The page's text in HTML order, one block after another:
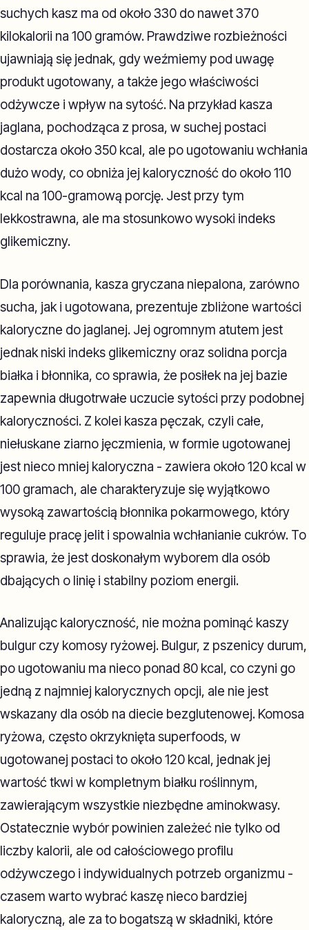
suchych kasz ma od około 330 do nawet 370
kilokalorii na 100 gramów. Prawdziwe rozbieżności
ujawniają się jednak, gdy weźmiemy pod uwagę
produkt ugotowany, a także jego właściwości
odżywcze i wpływ na sytość. Na przykład kasza
jaglana, pochodząca z prosa, w suchej postaci
dostarcza około 350 kcal, ale po ugotowaniu wchłania
dużo wody, co obniża jej kaloryczność do około 110
kcal na 100-gramową porcję. Jest przy tym
lekkostrawna, ale ma stosunkowo wysoki indeks
glikemiczny.
Dla porównania, kasza gryczana niepalona, zarówno
sucha, jak i ugotowana, prezentuje zbliżone wartości
kaloryczne do jaglanej. Jej ogromnym atutem jest
jednak niski indeks glikemiczny oraz solidna porcja
białka i błonnika, co sprawia, że posiłek na jej bazie
zapewnia długotrwałe uczucie sytości przy podobnej
kaloryczności. Z kolei kasza pęczak, czyli całe,
niełuskane ziarno jęczmienia, w formie ugotowanej
jest nieco mniej kaloryczna - zawiera około 120 kcal w
100 gramach, ale charakteryzuje się wyjątkowo
wysoką zawartością błonnika pokarmowego, który
reguluje pracę jelit i spowalnia wchłanianie cukrów. To
sprawia, że jest doskonałym wyborem dla osób
dbających o linię i stabilny poziom energii.
Analizując kaloryczność, nie można pominąć kaszy
bulgur czy komosy ryżowej. Bulgur, z pszenicy durum,
po ugotowaniu ma nieco ponad 80 kcal, co czyni go
jedną z najmniej kalorycznych opcji, ale nie jest
wskazany dla osób na diecie bezglutenowej. Komosa
ryżowa, często okrzyknięta superfoods, w
ugotowanej postaci to około 120 kcal, jednak jej
wartość tkwi w kompletnym białku roślinnym,
zawierającym wszystkie niezbędne aminokwasy.
Ostatecznie wybór powinien zależeć nie tylko od
liczby kalorii, ale od całościowego profilu
odżywczego i indywidualnych potrzeb organizmu -
czasem warto wybrać kaszę nieco bardziej
kaloryczną, ale za to bogatszą w składniki, które